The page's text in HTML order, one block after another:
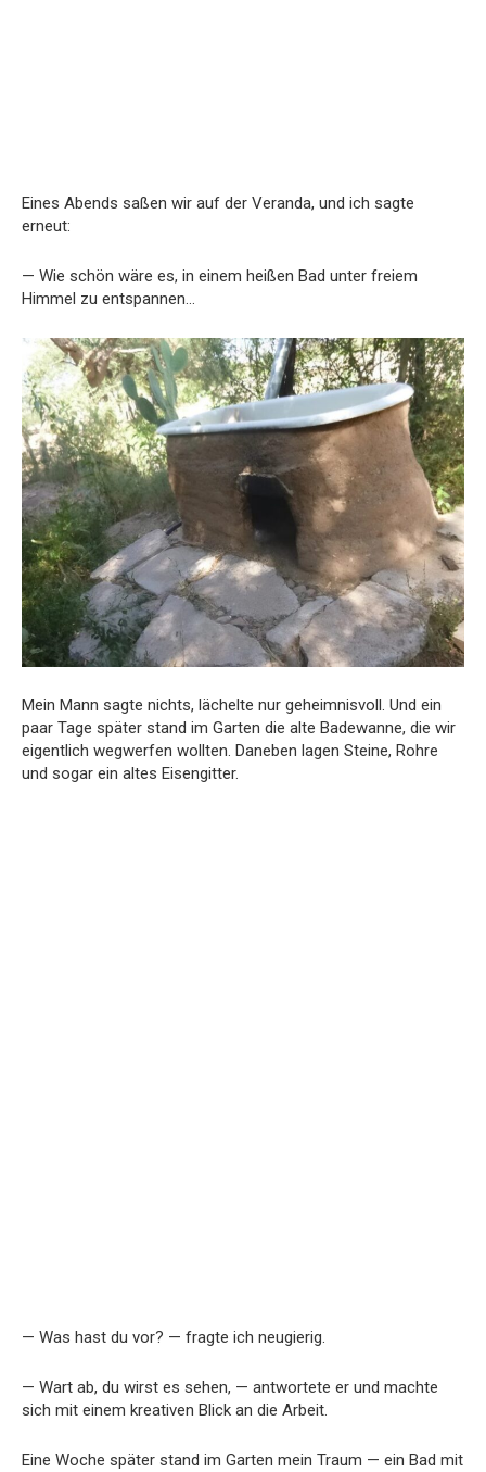
Eines Abends saßen wir auf der Veranda, und ich sagte
erneut:
— Wie schön wäre es, in einem heißen Bad unter freiem
Himmel zu entspannen…
Mein Mann sagte nichts, lächelte nur geheimnisvoll. Und ein
paar Tage später stand im Garten die alte Badewanne, die wir
eigentlich wegwerfen wollten. Daneben lagen Steine, Rohre
und sogar ein altes Eisengitter.
— Was hast du vor? — fragte ich neugierig.
— Wart ab, du wirst es sehen, — antwortete er und machte
sich mit einem kreativen Blick an die Arbeit.
Eine Woche später stand im Garten mein Traum — ein Bad mit